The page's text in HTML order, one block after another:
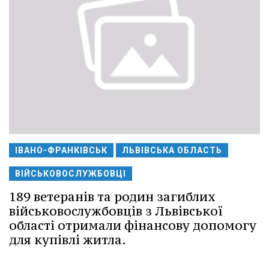
ІВАНО-ФРАНКІВСЬК ЛЬВІВСЬКА ОБЛАСТЬ
ВІЙСЬКОВОСЛУЖБОВЦІ
189 ветеранів та родин загиблих
військовослужбовців з Львівської
області отримали фінансову допомогу
для купівлі житла.